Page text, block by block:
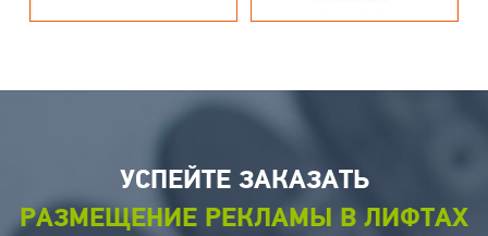
УСПЕЙТЕ ЗАКАЗАТЬ
РАЗМЕЩЕНИЕ РЕКЛАМЫ В ЛИФТАХ